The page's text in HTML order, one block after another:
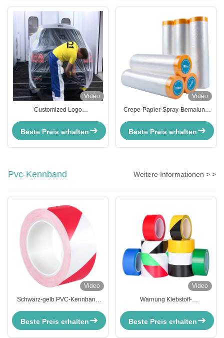
Video
Customized Logo
Maskenfilm für Fahrzeuge zum
Malen
Beste Preis erhalten
Video
Crepe-Papier-Spray-Bemalung
Beste Preis erhalten
Pvc-Kennband Weitere Informationen > >
Video
Schwarz-gelb PVC-Kennband
Sicherheitsboden
Beste Preis erhalten
Video
Warnung Klebstoff-
Vorsichtsband Boden
Beste Preis erhalten